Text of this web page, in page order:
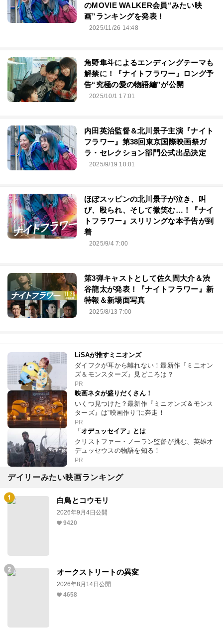
のMOVIE WALKER会員“みたい映
画”ランキングを発表！
2025/11/26 14:48
角野隼斗によるエンディングテーマも
解禁に！『ナイトフラワー』ロング予
告“究極の愛の物語編”が公開
2025/10/1 17:01
内田英治監督＆北川景子主演『ナイト
フラワー』第38回東京国際映画祭ガ
ラ・セレクション部門公式出品決定
2025/9/19 10:01
ほぼスッピンの北川景子が泣き、叫
び、殴られ、そして微笑む…！『ナイ
トフラワー』スリリングな本予告が到
着
2025/9/4 7:00
第3弾キャストとして佐久間大介＆渋
⾕⿓太が発表！『ナイトフラワー』新
特報＆新場面写真
2025/8/13 7:00
LiSAが推すミニオンズ
ダイフクが耳から離れない！最新作『ミニオン
ズ＆モンスターズ』見どころは？
PR
映画ネタが盛りだくさん！
いくつ見つけた？最新作『ミニオンズ＆モンス
ターズ』は“映画作り”に奔走！
PR
「オデュッセイア」とは
クリストファー・ノーラン監督が挑む、英雄オ
デュッセウスの物語を知る！
PR
デイリーみたい映画ランキング
白鳥とコウモリ
2026年9月4日公開
9420
オークストリートの異変
2026年8月14日公開
4658